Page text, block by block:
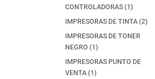
CONTROLADORAS 11
producto
IMPRESORAS DE TINTA 22
IMPRESORAS DE TONER
NEGRO
11
producto
IMPRESORAS PUNTO DE
VENTA 11